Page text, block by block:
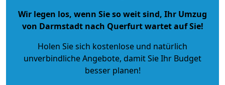
Wir legen los, wenn Sie so weit sind, Ihr Umzug
von Darmstadt nach Querfurt wartet auf Sie!
Holen Sie sich kostenlose und natürlich
unverbindliche Angebote, damit Sie Ihr Budget
besser planen!